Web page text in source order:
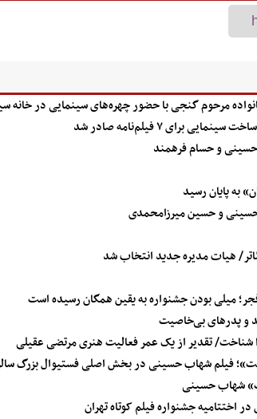
مرحوم گنجی با حضور چهره‌های سینمایی در خانه
برای ۷ فیلم‌‌نامه صادر شد
و حسام فرهمند
به پایان رسید
و حسین میرزامحمدی
هیات مدیره جدید انتخاب شد
میلی بودن جشنواره به یقین همگان رسیده است
و پدرهای بی‌خاصیت
تقدیر از یک عمر فعالیت هنری مرتضی عقیلی
فیلم شهاب حسینی در بخش اصلی فستیوال بزرگ
شهاب حسینی
جشنواره فیلم کوتاه تهران